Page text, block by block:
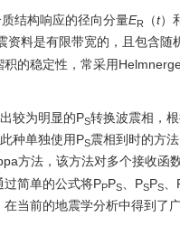
结构响应的径向分量ER （t）
资料是有限带宽的，且包含随
的稳定性，常采用
较为明显的PS转换波震相，
种单独使用PS震相到时的方
方法，该方法对多个接收函
过简单的公式将PPPS 、PSPS
当前的地震学分析中得到了